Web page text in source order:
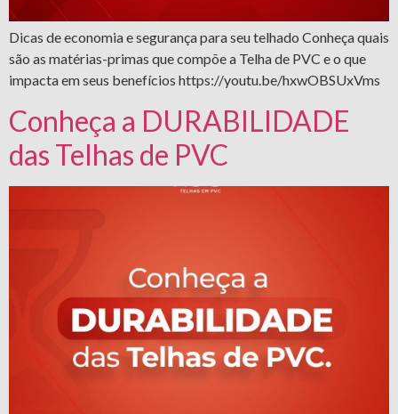
Dicas de economia e segurança para seu telhado Conheça quais
são as matérias-primas que compõe a Telha de PVC e o que
impacta em seus benefícios https://youtu.be/hxwOBSUxVms
Conheça a DURABILIDADE
das Telhas de PVC